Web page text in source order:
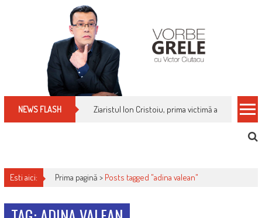
NEWS FLASH Ziaristul Ion Cristoiu, prima victimă a noi
Esti aici: Prima pagină > Posts tagged "adina valean"